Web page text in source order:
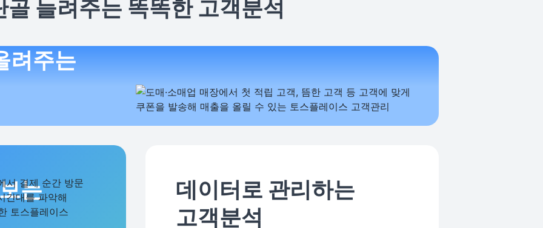
골 늘려주는 똑똑한 고객분석
려주는
는
데이터로 관리하는
고객분석